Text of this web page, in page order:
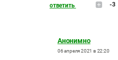
ответить -3
Анонимно
06 апреля 2021 в 22:20